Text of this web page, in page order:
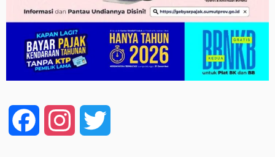
Facebook Instagram